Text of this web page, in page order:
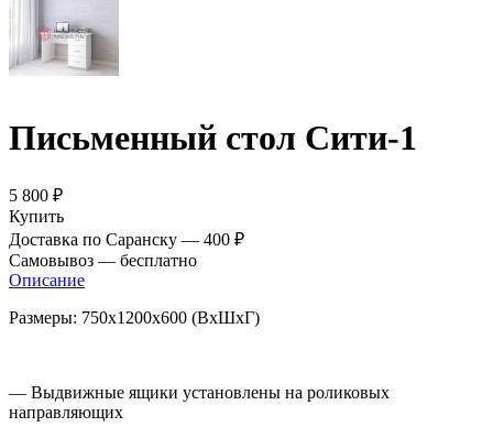
Письменный стол Сити-1
5 800 ₽
Купить
Доставка по Саранску — 400 ₽
Самовывоз — бесплатно
Описание
Размеры: 750х1200х600 (ВхШхГ)
— Выдвижные ящики установлены на роликовых
направляющих